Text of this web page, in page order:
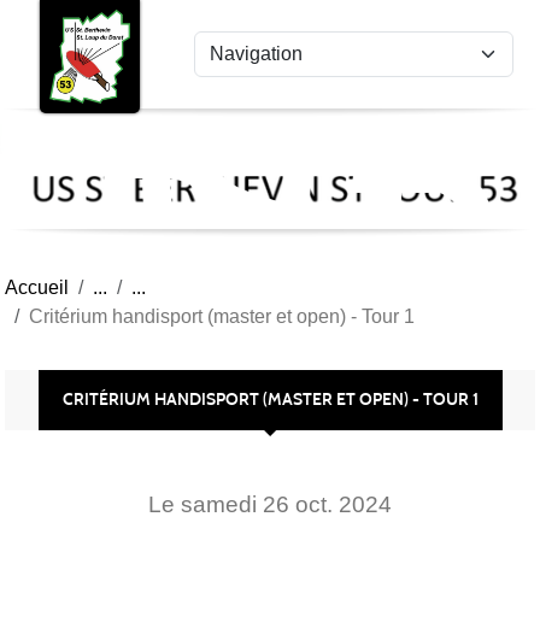
US
St
53
Accueil
Critérium handisport (master et open) - Tour 1
CRITÉRIUM HANDISPORT (MASTER ET OPEN) - TOUR 1
Le samedi 26 oct. 2024
Panneau de gestion des cookies